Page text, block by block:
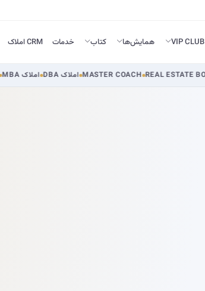
VIP CLUB همایش‌ها کتاب خدمات CRM املاک
DBA املاک MASTER COACH REAL ESTATE BOOSTER